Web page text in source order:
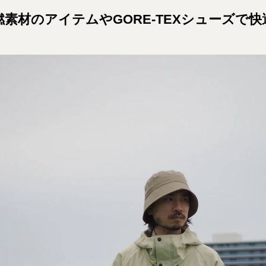
素材のアイテムやGORE-TEXシューズで快